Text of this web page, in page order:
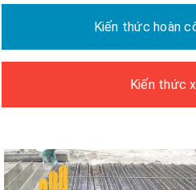
Kiến thức hoàn
Kiến thức